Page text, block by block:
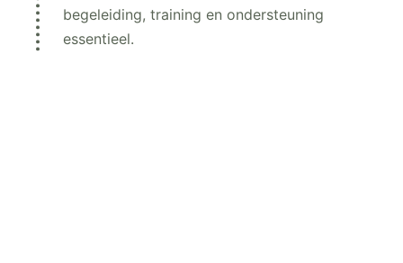
begeleiding, training en ondersteuning
essentieel.